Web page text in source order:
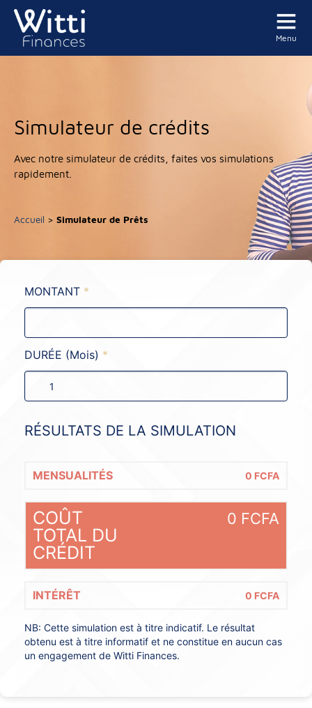
Menu
Simulateur de crédits
Avec notre simulateur de crédits, faites vos simulations
rapidement.
Accueil > Simulateur de Prêts
MONTANT *
DURÉE (Mois) *
RÉSULTATS DE LA SIMULATION
MENSUALITÉS 0 FCFA
COÛT
TOTAL DU
CRÉDIT
0 FCFA
INTÉRÊT 0 FCFA
NB: Cette simulation est à titre indicatif. Le résultat
obtenu est à titre informatif et ne constitue en aucun cas
un engagement de Witti Finances.